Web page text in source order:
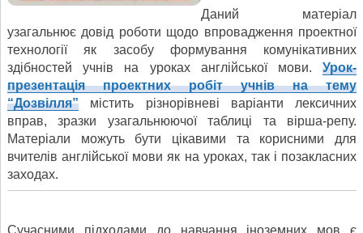
Даний матеріал
узагальнює довід роботи щодо впровадження проектної
технології як засобу формування комунікативних
здібностей учнів на уроках англійської мови. Урок-
презентація проектних робіт учнів на тему
“Дозвілля” містить різнорівневі варіанти лексичних
вправ, зразки узагальнюючої таблиці та вірша-репу.
Матеріали можуть бути цікавими та корисними для
вчителів англійської мови як на уроках, так і позакласних
заходах.
Сучасними підходами до навчання іно­земних мов є